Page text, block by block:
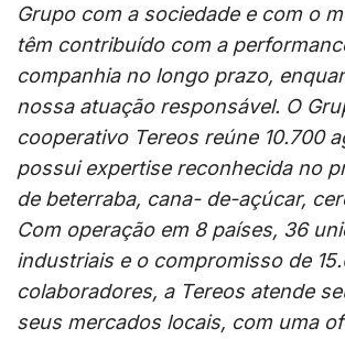
Grupo com a sociedade e com o
têm contribuído com a
companhia no longo prazo,
nossa atuação responsável. O
cooperativo Tereos reúne 10.700
possui expertise reconhecida no
de beterraba, cana- de-açúcar,
Com operação em 8 países, 36
industriais e o compromisso de
colaboradores, a Tereos atende
seus mercados locais, com uma